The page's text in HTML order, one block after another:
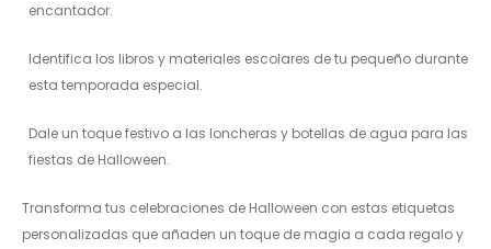
encantador.
Identifica los libros y materiales escolares de tu pequeño durante
esta temporada especial.
Dale un toque festivo a las loncheras y botellas de agua para las
fiestas de Halloween.
Transforma tus celebraciones de Halloween con estas etiquetas
personalizadas que añaden un toque de magia a cada regalo y